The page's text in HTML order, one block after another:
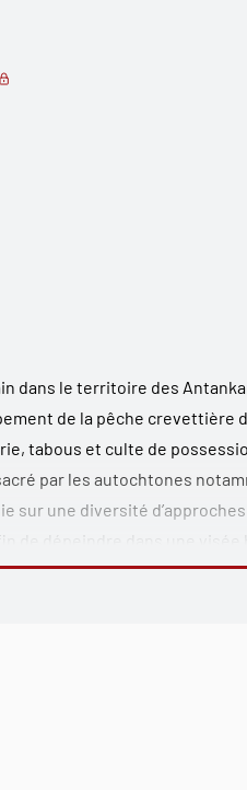
dans le territoire des
de la pêche crevettière
tabous et culte de
par les autochtones
sur une diversité
de dépeindre dans une visée
les Antankarana et